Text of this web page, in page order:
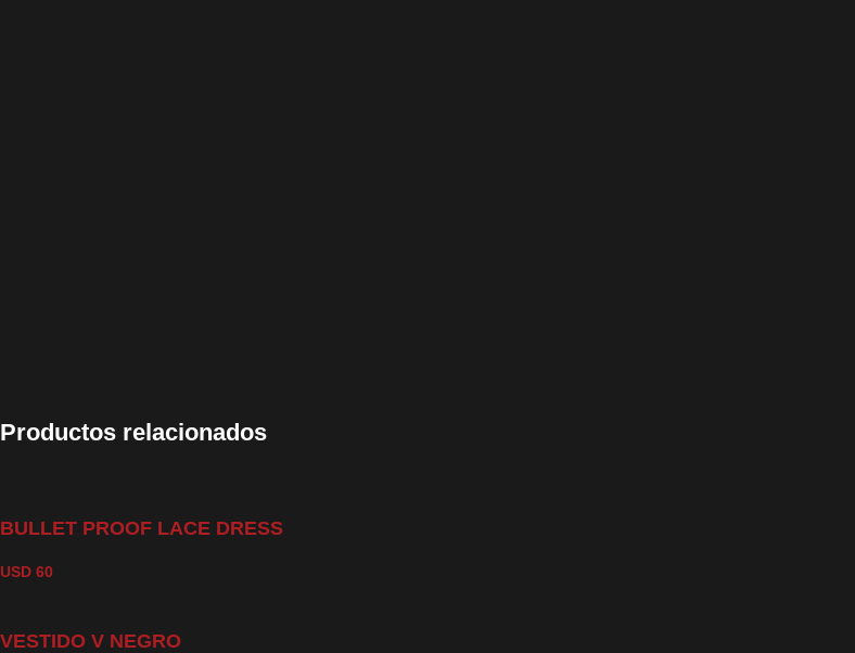
Productos relacionados
BULLET PROOF LACE DRESS
USD 60
VESTIDO V NEGRO